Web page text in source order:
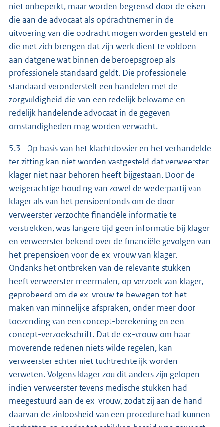
niet onbeperkt, maar worden begrensd door de eisen
die aan de advocaat als opdrachtnemer in de
uitvoering van die opdracht mogen worden gesteld en
die met zich brengen dat zijn werk dient te voldoen
aan datgene wat binnen de beroepsgroep als
professionele standaard geldt. Die professionele
standaard veronderstelt een handelen met de
zorgvuldigheid die van een redelijk bekwame en
redelijk handelende advocaat in de gegeven
omstandigheden mag worden verwacht.
5.3 Op basis van het klachtdossier en het verhandelde
ter zitting kan niet worden vastgesteld dat verweerster
klager niet naar behoren heeft bijgestaan. Door de
weigerachtige houding van zowel de wederpartij van
klager als van het pensioenfonds om de door
verweerster verzochte financiële informatie te
verstrekken, was langere tijd geen informatie bij klager
en verweerster bekend over de financiële gevolgen van
het prepensioen voor de ex-vrouw van klager.
Ondanks het ontbreken van de relevante stukken
heeft verweerster meermalen, op verzoek van klager,
geprobeerd om de ex-vrouw te bewegen tot het
maken van minnelijke afspraken, onder meer door
toezending van een concept-berekening en een
concept-verzoekschrift. Dat de ex-vrouw om haar
moverende redenen niets wilde regelen, kan
verweerster echter niet tuchtrechtelijk worden
verweten. Volgens klager zou dit anders zijn gelopen
indien verweerster tevens medische stukken had
meegestuurd aan de ex-vrouw, zodat zij aan de hand
daarvan de zinloosheid van een procedure had kunnen